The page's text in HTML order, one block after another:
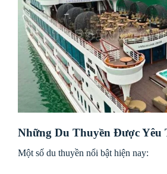
Những Du Thuyền Được Yêu
Một số du thuyền nổi bật hiện nay: